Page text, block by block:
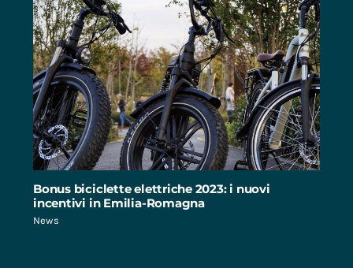
Bonus biciclette elettriche 2023: i nuovi
incentivi in Emilia-Romagna
News